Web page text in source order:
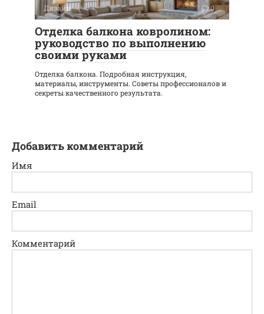
Дизайн 0
Отделка балкона ковролином:
руководство по выполнению
своими руками
Отделка балкона. Подробная инструкция,
материалы, инструменты. Советы профессионалов и
секреты качественного результата.
Добавить комментарий
Имя
Email
Комментарий